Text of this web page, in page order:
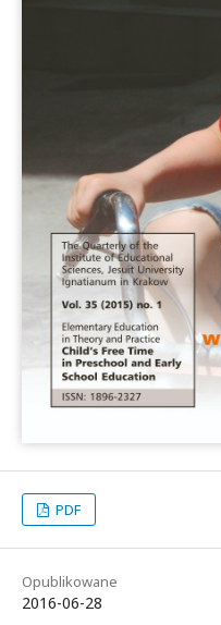
PDF
Opublikowane
2016-06-28